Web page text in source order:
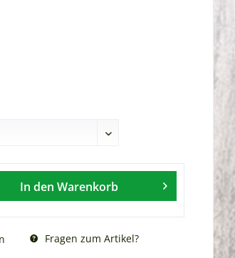
In den Warenkorb
Fragen zum Artikel?